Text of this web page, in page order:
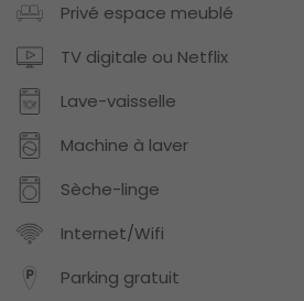
Privé espace meublé
TV digitale ou Netflix
Lave-vaisselle
Machine à laver
Sèche-linge
Internet/Wifi
Parking gratuit